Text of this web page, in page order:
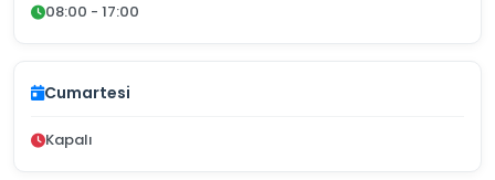
08:00 - 17:00
Cumartesi
Kapalı